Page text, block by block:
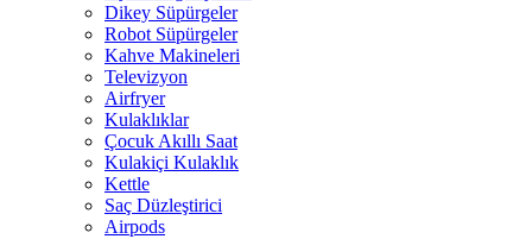
Dikey Süpürgeler
Robot Süpürgeler
Kahve Makineleri
Televizyon
Airfryer
Kulaklıklar
Çocuk Akıllı Saat
Kulakiçi Kulaklık
Kettle
Saç Düzleştirici
Airpods